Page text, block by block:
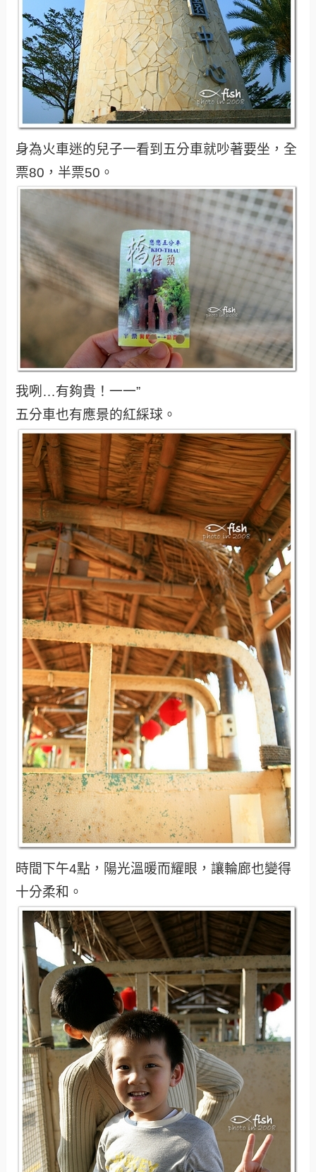
身為火車迷的兒子一看到五分車就吵著要坐，全
票80，半票50。
我咧…有夠貴！一一”
五分車也有應景的紅綵球。
時間下午4點，陽光溫暖而耀眼，讓輪廊也變得
十分柔和。